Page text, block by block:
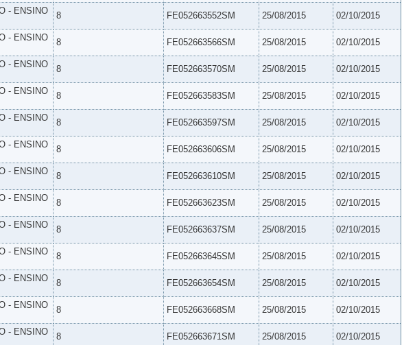
- ENSINO
8 FE052663552SM 25/08/2015 02/10/2015
- ENSINO
8 FE052663566SM 25/08/2015 02/10/2015
- ENSINO
8 FE052663570SM 25/08/2015 02/10/2015
- ENSINO
8 FE052663583SM 25/08/2015 02/10/2015
- ENSINO
8 FE052663597SM 25/08/2015 02/10/2015
- ENSINO
8 FE052663606SM 25/08/2015 02/10/2015
- ENSINO
8 FE052663610SM 25/08/2015 02/10/2015
- ENSINO
8 FE052663623SM 25/08/2015 02/10/2015
- ENSINO
8 FE052663637SM 25/08/2015 02/10/2015
- ENSINO
8 FE052663645SM 25/08/2015 02/10/2015
- ENSINO
8 FE052663654SM 25/08/2015 02/10/2015
- ENSINO
8 FE052663668SM 25/08/2015 02/10/2015
- ENSINO
8 FE052663671SM 25/08/2015 02/10/2015